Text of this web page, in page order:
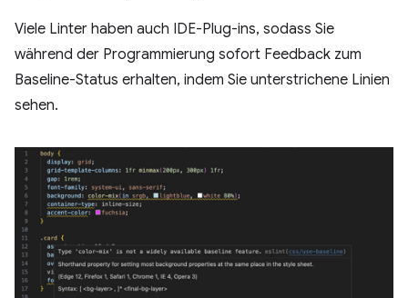
Viele Linter haben auch IDE-Plug-ins, sodass Sie
während der Programmierung sofort Feedback zum
Baseline-Status erhalten, indem Sie unterstrichene Linien
sehen.